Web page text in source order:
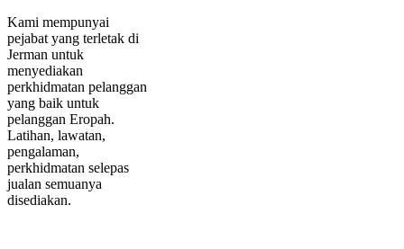
Kami mempunyai
pejabat yang terletak di
Jerman untuk
menyediakan
perkhidmatan pelanggan
yang baik untuk
pelanggan Eropah.
Latihan, lawatan,
pengalaman,
perkhidmatan selepas
jualan semuanya
disediakan.